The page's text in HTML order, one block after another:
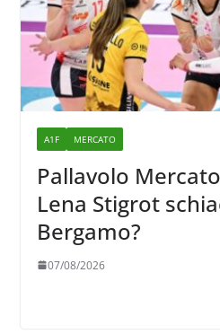
A1F MERCATO
Pallavolo
Lena Stigrot
Bergamo?
07/08/2026